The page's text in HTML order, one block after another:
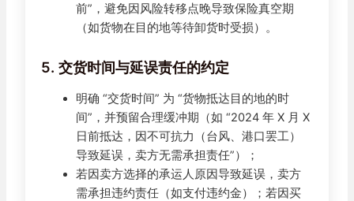
前”，避免因风险转移点晚导致保险真空期
（如货物在目的地等待卸货时受损）。
5. 交货时间与延误责任的约定
明确 “交货时间” 为 “货物抵达目的地的时
间”，并预留合理缓冲期（如 “2024 年 X 月 X
日前抵达，因不可抗力（台风、港口罢工）
导致延误，卖方无需承担责任”）；
若因卖方选择的承运人原因导致延误，卖方
需承担违约责任（如支付违约金）；若因买